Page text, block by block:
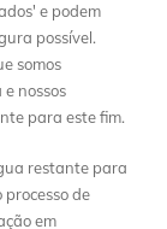
e podem
possível.
somos
nossos
para este fim.
restante para
de
em